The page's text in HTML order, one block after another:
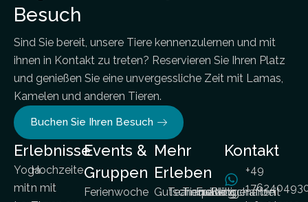
Besuch
Sind Sie bereit, unsere Tiere kennenzulernen und mit
ihnen in Kontakt zu treten? Reservieren Sie Ihren Platz
und genießen Sie eine unvergessliche Zeit mit Lamas,
Kamelen und anderen Tieren.
Buchen Sie Ihren Besuch
Erlebnisse
Yoga
mit
Hochzeite
n mit
Events &
Gruppen
Ferienwoche
Mehr
Erleben
Gutscheine
Teambuilding
Tierpatenschaften
Freiwilligenarbeit
Blog
Kontakt
+49